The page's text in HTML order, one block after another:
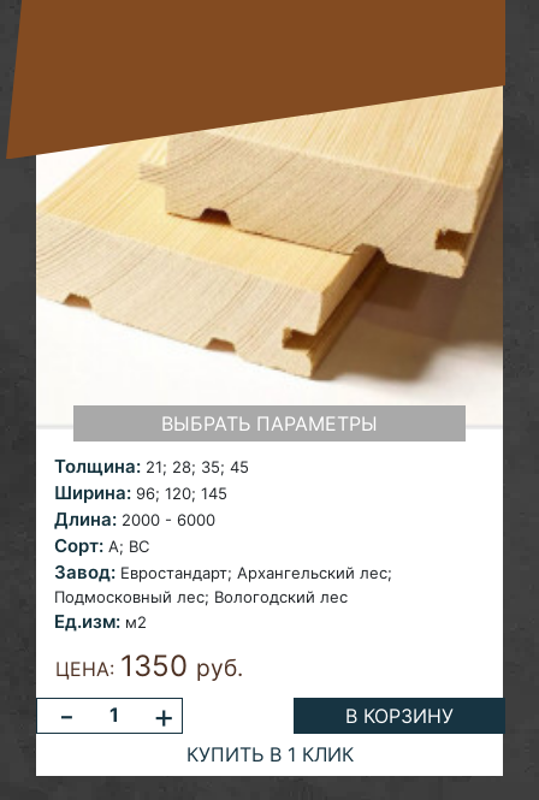
ВЫБРАТЬ ПАРАМЕТРЫ
Толщина: 21; 28; 35; 45
Ширина: 96; 120; 145
Длина: 2000 - 6000
Сорт: A; ВС
Завод: Евростандарт; Архангельский лес;
Подмосковный лес; Вологодский лес
Ед.изм: м2
ЦЕНА: 1350 руб.
- +
В КОРЗИНУ
КУПИТЬ В 1 КЛИК